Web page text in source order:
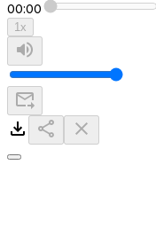
00:00
1x